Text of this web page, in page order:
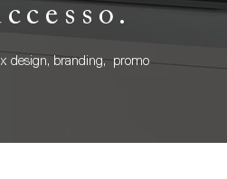
design, branding, promo